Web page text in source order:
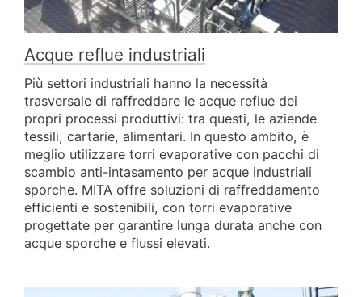
Acque reflue industriali
Più settori industriali hanno la necessità
trasversale di raffreddare le acque reflue dei
propri processi produttivi: tra questi, le aziende
tessili, cartarie, alimentari. In questo ambito, è
meglio utilizzare torri evaporative con pacchi di
scambio anti-intasamento per acque industriali
sporche. MITA offre soluzioni di raffreddamento
efficienti e sostenibili, con torri evaporative
progettate per garantire lunga durata anche con
acque sporche e flussi elevati.